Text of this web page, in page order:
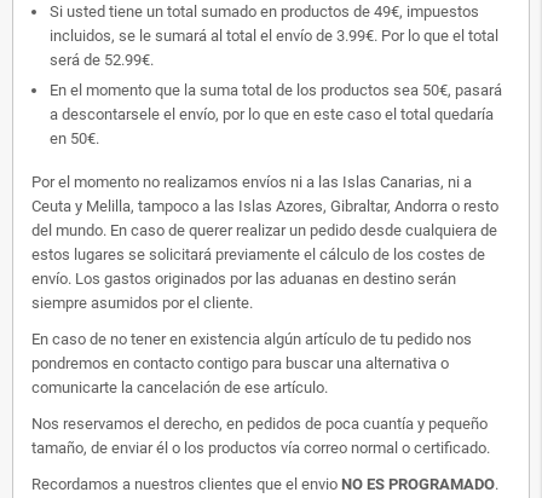
Si usted tiene un total sumado en productos de 49€, impuestos
incluidos, se le sumará al total el envío de 3.99€. Por lo que el total
será de 52.99€.
En el momento que la suma total de los productos sea 50€, pasará
a descontarsele el envío, por lo que en este caso el total quedaría
en 50€.
Por el momento no realizamos envíos ni a las Islas Canarias, ni a
Ceuta y Melilla, tampoco a las Islas Azores, Gibraltar, Andorra o resto
del mundo. En caso de querer realizar un pedido desde cualquiera de
estos lugares se solicitará previamente el cálculo de los costes de
envío. Los gastos originados por las aduanas en destino serán
siempre asumidos por el cliente.
En caso de no tener en existencia algún artículo de tu pedido nos
pondremos en contacto contigo para buscar una alternativa o
comunicarte la cancelación de ese artículo.
Nos reservamos el derecho, en pedidos de poca cuantía y pequeño
tamaño, de enviar él o los productos vía correo normal o certificado.
Recordamos a nuestros clientes que el envio NO ES PROGRAMADO.